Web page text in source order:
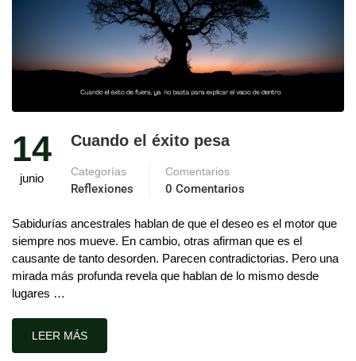
14
junio
Cuando el éxito pesa
Categorías
Reflexiones
Comentarios
0 Comentarios
Sabidurías ancestrales hablan de que el deseo es el motor que
siempre nos mueve. En cambio, otras afirman que es el
causante de tanto desorden. Parecen contradictorias. Pero una
mirada más profunda revela que hablan de lo mismo desde
lugares …
LEER MÁS